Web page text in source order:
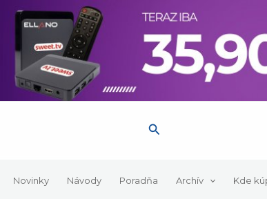
Hľadať
Novinky Návody Poradňa Archív Kde